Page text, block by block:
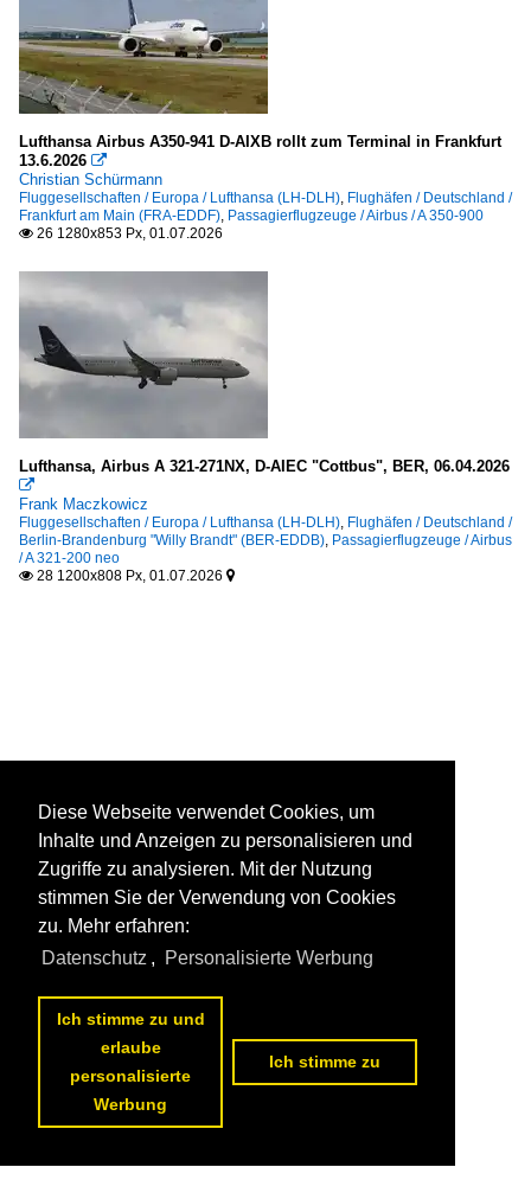
Lufthansa Airbus A350-941 D-AIXB rollt zum Terminal in Frankfurt
13.6.2026 
Christian Schürmann
Fluggesellschaften / Europa / Lufthansa (LH-DLH), Flughäfen / Deutschland /
Frankfurt am Main (FRA-EDDF), Passagierflugzeuge / Airbus / A 350-900
 26 1280x853 Px, 01.07.2026
Lufthansa, Airbus A 321-271NX, D-AIEC "Cottbus", BER, 06.04.2026

Frank Maczkowicz
Fluggesellschaften / Europa / Lufthansa (LH-DLH), Flughäfen / Deutschland /
Berlin-Brandenburg "Willy Brandt" (BER-EDDB), Passagierflugzeuge / Airbus
/ A 321-200 neo
 28 1200x808 Px, 01.07.2026 
Diese Webseite verwendet Cookies, um
Inhalte und Anzeigen zu personalisieren und
Zugriffe zu analysieren. Mit der Nutzung
stimmen Sie der Verwendung von Cookies
zu. Mehr erfahren:
Datenschutz , Personalisierte Werbung
Ich stimme zu und
erlaube
personalisierte
Werbung
Ich stimme zu